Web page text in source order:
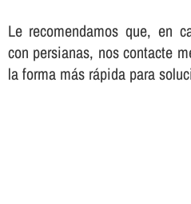
Le recomendamos que, en
con persianas, nos contacte
la forma más rápida para